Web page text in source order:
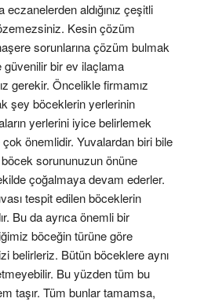
aldığınız çeşitli
Kesin çözüm
sorunlarına çözüm bulmak
bir ev ilaçlama
gerekir. Öncelikle firmamız
şey böceklerin yerlerinin
yerlerini iyice belirlemek
önemlidir. Yuvalardan biri bile
sorununuzun önüne
çoğalmaya devam ederler.
tespit edilen böceklerin
Bu da ayrıca önemli bir
böceğin türüne göre
belirleriz. Bütün böceklere aynı
Bu yüzden tüm bu
taşır. Tüm bunlar tamamsa,